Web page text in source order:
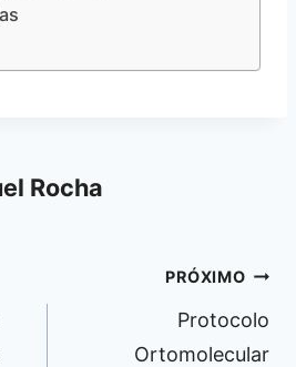
Rocha
PRÓXIMO
Protocolo
Ortomolecular